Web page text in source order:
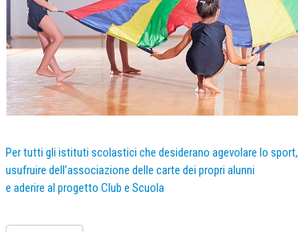
Per tutti gli istituti scolastici che desiderano agevolare lo sport,
usufruire dell’associazione delle carte dei propri alunni
e aderire al progetto Club e Scuola